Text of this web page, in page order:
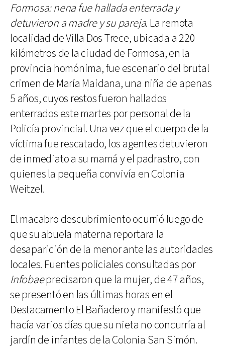
Formosa: nena fue hallada enterrada y
detuvieron a madre y su pareja. La remota
localidad de Villa Dos Trece, ubicada a 220
kilómetros de la ciudad de Formosa, en la
provincia homónima, fue escenario del brutal
crimen de María Maidana, una niña de apenas
5 años, cuyos restos fueron hallados
enterrados este martes por personal de la
Policía provincial. Una vez que el cuerpo de la
víctima fue rescatado, los agentes detuvieron
de inmediato a su mamá y el padrastro, con
quienes la pequeña convivía en Colonia
Weitzel.
El macabro descubrimiento ocurrió luego de
que su abuela materna reportara la
desaparición de la menor ante las autoridades
locales. Fuentes policiales consultadas por
Infobaeprecisaron que la mujer, de 47 años,
se presentó en las últimas horas en el
Destacamento El Bañadero y manifestó que
hacía varios días que su nieta no concurría al
jardín de infantes de la Colonia San Simón.